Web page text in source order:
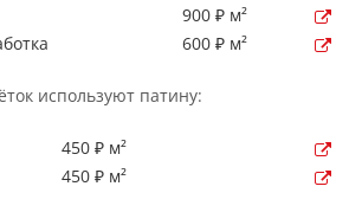
900 ₽ м²
600 ₽ м²
используют патину:
450 ₽ м²
450 ₽ м²